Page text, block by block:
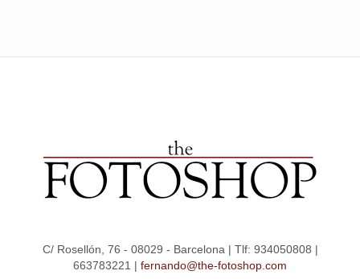
C/ Rosellón, 76 - 08029 - Barcelona | Tlf: 934050808 |
663783221 | fernando@the-fotoshop.com